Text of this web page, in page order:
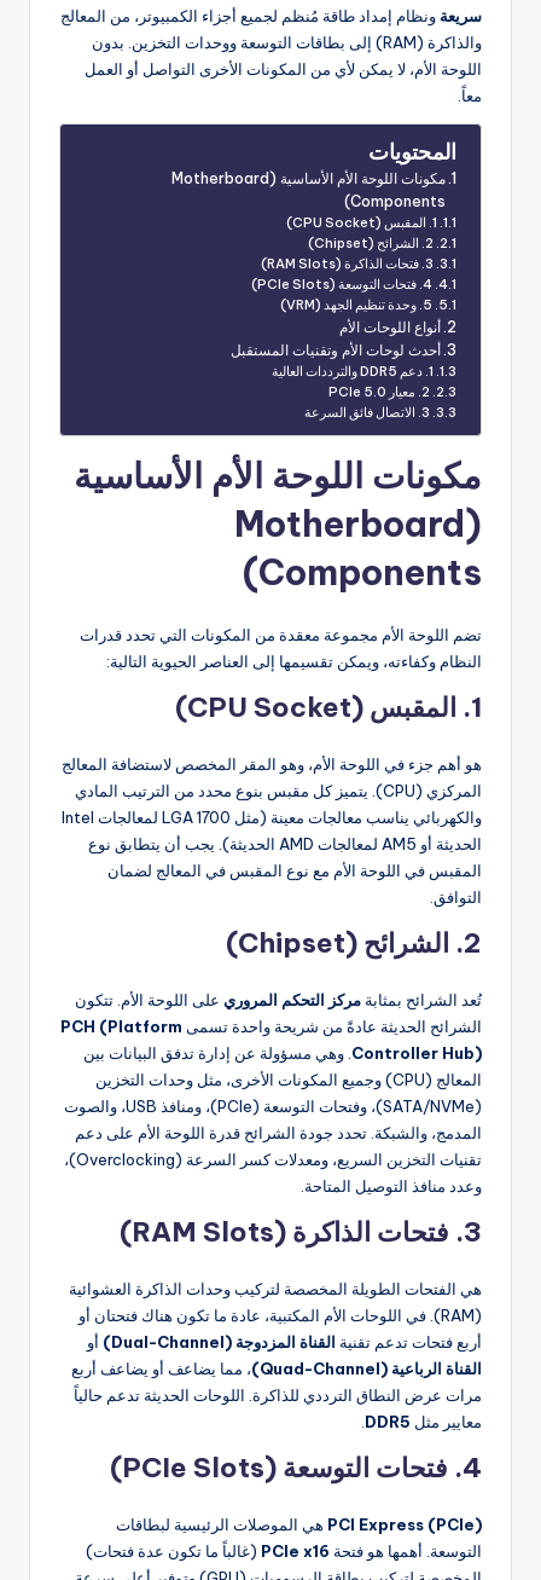
سريعة ونظام إمداد طاقة مُنظم لجميع أجزاء الكمبيوتر، من المعالج
والذاكرة (RAM) إلى بطاقات التوسعة ووحدات التخزين. بدون
اللوحة الأم، لا يمكن لأي من المكونات الأخرى التواصل أو العمل
معاً.
المحتويات
مكونات اللوحة الأم الأساسية (Motherboard
Components)
1. المقبس (CPU Socket)
2. الشرائح (Chipset)
3. فتحات الذاكرة (RAM Slots)
4. فتحات التوسعة (PCIe Slots)
5. وحدة تنظيم الجهد (VRM)
أنواع اللوحات الأم
أحدث لوحات الأم وتقنيات المستقبل
1. دعم DDR5 والترددات العالية
2. معيار PCIe 5.0
3. الاتصال فائق السرعة
مكونات اللوحة الأم الأساسية
(Motherboard
Components)
تضم اللوحة الأم مجموعة معقدة من المكونات التي تحدد قدرات
النظام وكفاءته، ويمكن تقسيمها إلى العناصر الحيوية التالية:
1. المقبس (CPU Socket)
هو أهم جزء في اللوحة الأم، وهو المقر المخصص لاستضافة المعالج
المركزي (CPU). يتميز كل مقبس بنوع محدد من الترتيب المادي
والكهربائي يناسب معالجات معينة (مثل LGA 1700 لمعالجات Intel
الحديثة أو AM5 لمعالجات AMD الحديثة). يجب أن يتطابق نوع
المقبس في اللوحة الأم مع نوع المقبس في المعالج لضمان
التوافق.
2. الشرائح (Chipset)
تُعد الشرائح بمثابة مركز التحكم المروري على اللوحة الأم. تتكون
الشرائح الحديثة عادةً من شريحة واحدة تسمى PCH (Platform
Controller Hub) . وهي مسؤولة عن إدارة تدفق البيانات بين
المعالج (CPU) وجميع المكونات الأخرى، مثل وحدات التخزين
(SATA/NVMe)، وفتحات التوسعة (PCIe)، ومنافذ USB، والصوت
المدمج، والشبكة. تحدد جودة الشرائح قدرة اللوحة الأم على دعم
تقنيات التخزين السريع، ومعدلات كسر السرعة (Overclocking)،
وعدد منافذ التوصيل المتاحة.
3. فتحات الذاكرة (RAM Slots)
هي الفتحات الطويلة المخصصة لتركيب وحدات الذاكرة العشوائية
(RAM). في اللوحات الأم المكتبية، عادة ما تكون هناك فتحتان أو
أربع فتحات تدعم تقنية القناة المزدوجة (Dual-Channel)
أو
القناة الرباعية (Quad-Channel)
، مما يضاعف أو يضاعف أربع
مرات عرض النطاق الترددي للذاكرة. اللوحات الحديثة تدعم حالياً
معايير مثل DDR5
4. فتحات التوسعة (PCIe Slots)
PCI Express (PCIe) هي الموصلات الرئيسية لبطاقات
التوسعة. أهمها هو فتحة PCIe x16 (غالباً ما تكون عدة فتحات)